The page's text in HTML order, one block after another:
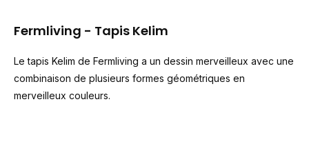
Fermliving - Tapis Kelim
Le tapis Kelim de Fermliving a un dessin merveilleux avec une
combinaison de plusieurs formes géométriques en
merveilleux couleurs.